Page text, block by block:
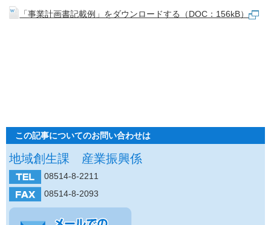
「事業計画書記載例」をダウンロードする（DOC：156kB）
この記事についてのお問い合わせは
地域創生課 産業振興係
08514-8-2211
08514-8-2093